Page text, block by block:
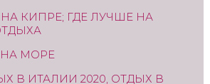
КИПРЕ; ГДЕ ЛУЧШЕ НА
НА МОРЕ
В ИТАЛИИ 2020, ОТДЫХ В